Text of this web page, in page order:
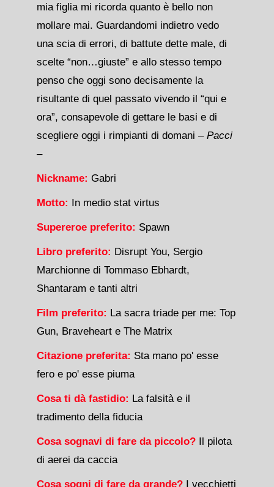
mia figlia mi ricorda quanto è bello non
mollare mai. Guardandomi indietro vedo
una scia di errori, di battute dette male, di
scelte “non…giuste” e allo stesso tempo
penso che oggi sono decisamente la
risultante di quel passato vivendo il “qui e
ora”, consapevole di gettare le basi e di
scegliere oggi i rimpianti di domani – Pacci
–
Nickname: Gabri
Motto: In medio stat virtus
Supereroe preferito: Spawn
Libro preferito: Disrupt You, Sergio
Marchionne di Tommaso Ebhardt,
Shantaram e tanti altri
Film preferito: La sacra triade per me: Top
Gun, Braveheart e The Matrix
Citazione preferita: Sta mano po' esse
fero e po' esse piuma
Cosa ti dà fastidio: La falsità e il
tradimento della fiducia
Cosa sognavi di fare da piccolo? Il pilota
di aerei da caccia
Cosa sogni di fare da grande?I vecchietti